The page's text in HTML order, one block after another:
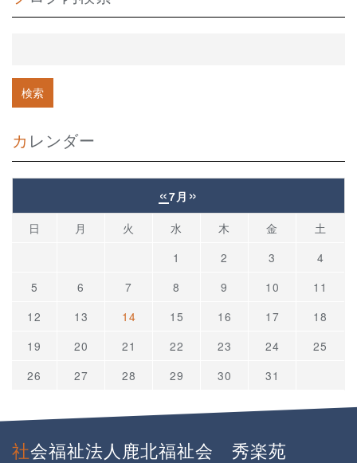
カレンダー
«7月 »
日 月 火 水 木 金
土
1
2 3
4
5
6 7 8 9 10
11
12
13 14 15 16 17
18
19
20 21 22 23 24
25
26
27 28 29 30 31
社会福祉法人鹿北福祉会 秀楽苑